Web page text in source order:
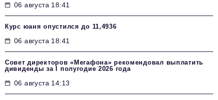
06 августа 18:41
Курс юаня опустился до 11,4936
06 августа 18:41
Совет директоров «Мегафона» рекомендовал выплатить
дивиденды за I полугодие 2026 года
06 августа 14:13